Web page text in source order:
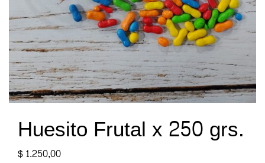
Huesito Frutal x 250 grs.
$1.250,00